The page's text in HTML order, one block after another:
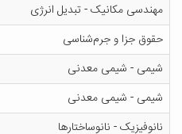
مهندسی مکانیک - تبدیل انرژی
حقوق جزا و جرم‌شناسی
شیمی - شیمی معدنی
شیمی - شیمی معدنی
نانوفیزیک - نانوساختارها